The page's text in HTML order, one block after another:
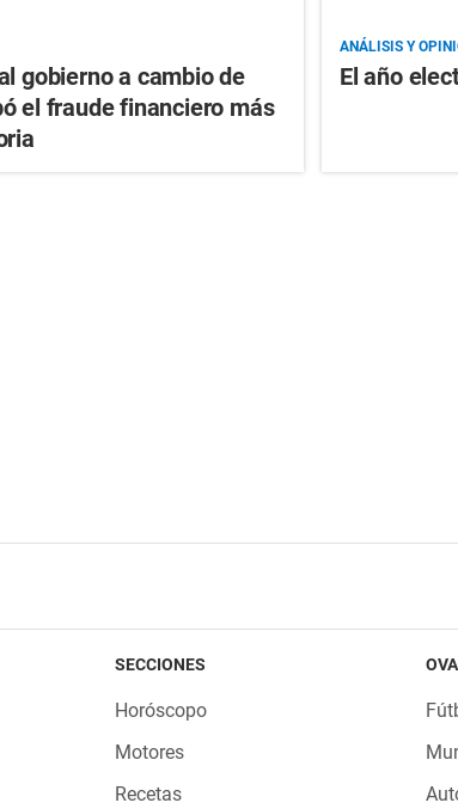
gobierno a cambio de
el fraude financiero más
ANÁLISIS Y
El año
SECCIONES
Horóscopo
Motores
Recetas